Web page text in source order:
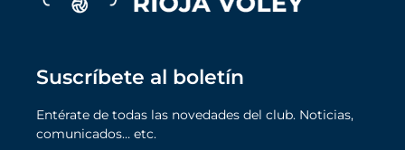
Suscríbete al boletín
Entérate de todas las novedades del club. Noticias,
comunicados… etc.